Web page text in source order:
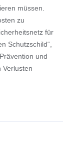
müssen.
zu
für
Schutzschild“,
und
Verlusten